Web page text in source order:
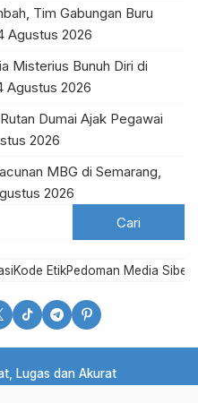
Tim Gabungan Buru
Agustus 2026
Misterius Bunuh Diri di
Agustus 2026
Dumai Ajak Pegawai
2026
MBG di Semarang,
2026
Kode EtikPedoman Media Siber
Lugas dan Akurat